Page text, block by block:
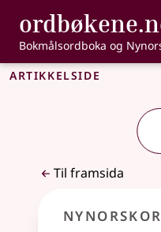
Gå til
Tilgjenge
Bokmålsordboka og
Artikkelside
Til framsida